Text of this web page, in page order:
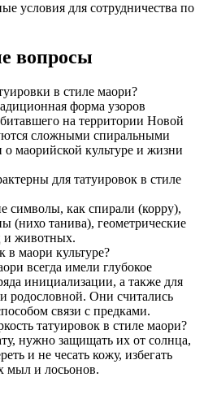
условия для сотрудничества по
вопросы
в стиле маори?
форма узоров
на территории Новой
сложными спиральными
маорийской культуре и жизни
для татуировок в стиле
символы, как спирали (корру),
(нихо танива), геометрические
и животных.
в маори культуре?
всегда имели глубокое
инициализации, а также для
и родословной. Они считались
связи с предками.
татуировок в стиле маори?
нужно защищать их от солнца,
и не чесать кожу, избегать
мыл и лосьонов.